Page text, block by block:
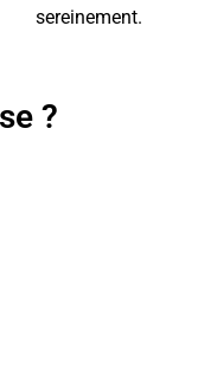
sereinement.
?